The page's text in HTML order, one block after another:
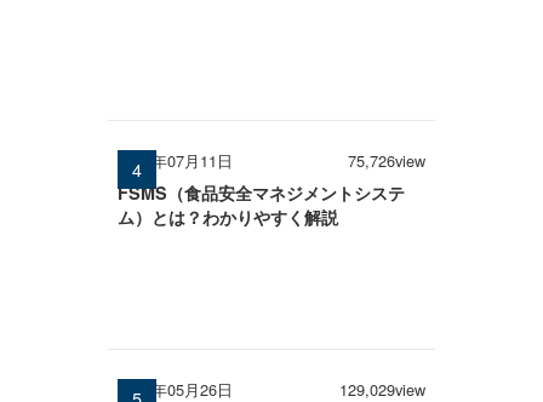
2025年07月11日 75,726view
FSMS（食品安全マネジメントシステ
ム）とは？わかりやすく解説
2026年05月26日 129,029view